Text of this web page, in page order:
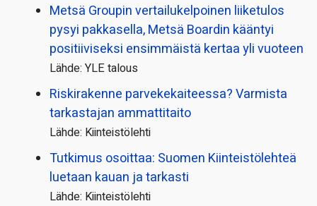
Metsä Groupin vertailu­kelpoinen liiketulos
pysyi pakkasella, Metsä Boardin kääntyi
positiiviseksi ensimmäistä kertaa yli vuoteen
Lähde: YLE talous
Riskirakenne parvekekaiteessa? Varmista
tarkastajan ammattitaito
Lähde: Kiinteistölehti
Tutkimus osoittaa: Suomen Kiinteistölehteä
luetaan kauan ja tarkasti
Lähde: Kiinteistölehti